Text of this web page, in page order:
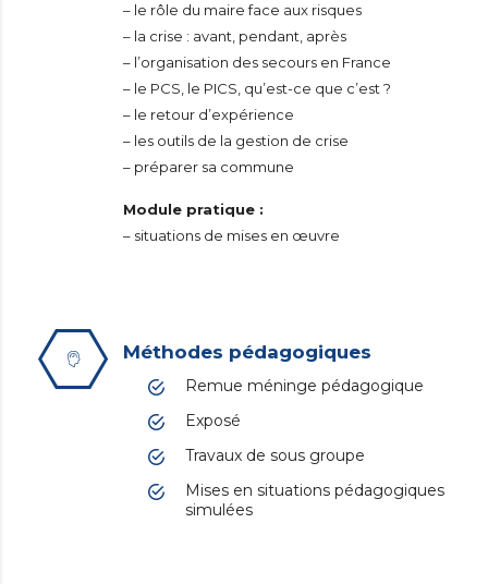
– le rôle du maire face aux risques
– la crise : avant, pendant, après
– l’organisation des secours en France
– le PCS, le PICS, qu’est-ce que c’est ?
– le retour d’expérience
– les outils de la gestion de crise
– préparer sa commune
Module pratique :
– situations de mises en œuvre
Méthodes pédagogiques
Remue méninge pédagogique
Exposé
Travaux de sous groupe
Mises en situations pédagogiques
simulées